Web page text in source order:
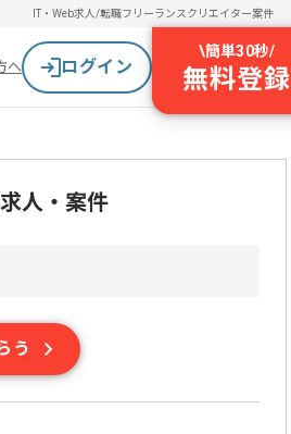
IT・Web求人/転職フリーランスクリエイター案件
へ ログイン
\簡単30秒/
無料登録
人・案件
う